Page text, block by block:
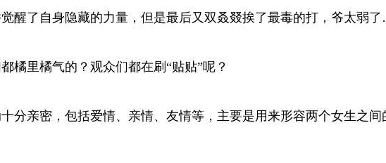
醒了自身隐藏的力量，但是最后又双叒叕挨了最毒的打，爷太弱
橘里橘气的？观众们都在刷“贴贴”呢？
分亲密，包括爱情、亲情、友情等，主要是用来形容两个女生之间